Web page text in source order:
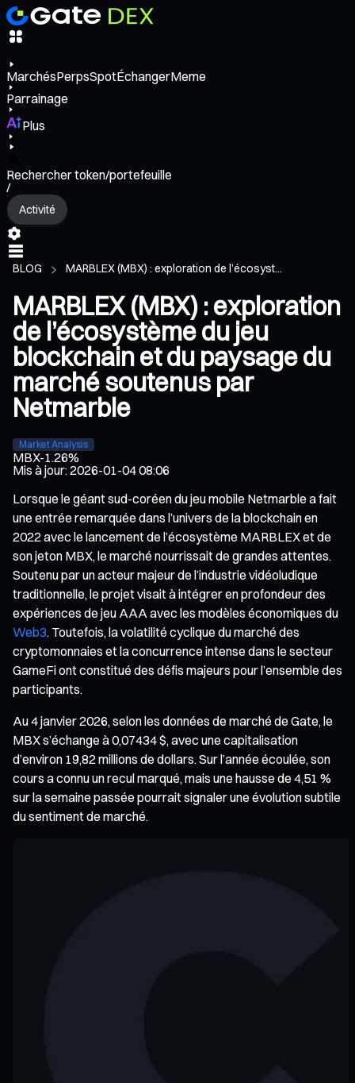
MarchésPerpsSpotÉchangerMeme
Parrainage
Plus
Rechercher token/portefeuille
/
Activité
BLOG MARBLEX (MBX) : exploration de l’écosyst...
MARBLEX (MBX) : exploration
de l’écosystème du jeu
blockchain et du paysage du
marché soutenus par
Netmarble
Market Analysis
MBX-1.26%
Mis à jour:2026-01-04 08:06
Lorsque le géant sud-coréen du jeu mobile Netmarble a fait
une entrée remarquée dans l’univers de la blockchain en
2022 avec le lancement de l’écosystème MARBLEX et de
son jeton MBX, le marché nourrissait de grandes attentes.
Soutenu par un acteur majeur de l’industrie vidéoludique
traditionnelle, le projet visait à intégrer en profondeur des
expériences de jeu AAA avec les modèles économiques du
Web3. Toutefois, la volatilité cyclique du marché des
cryptomonnaies et la concurrence intense dans le secteur
GameFi ont constitué des défis majeurs pour l’ensemble des
participants.
Au 4 janvier 2026, selon les données de marché de Gate, le
MBX s’échange à 0,07434 $, avec une capitalisation
d’environ 19,82 millions de dollars. Sur l’année écoulée, son
cours a connu un recul marqué, mais une hausse de 4,51 %
sur la semaine passée pourrait signaler une évolution subtile
du sentiment de marché.